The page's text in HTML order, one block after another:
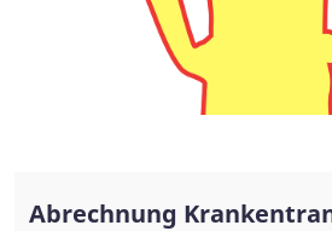
Abrechnung